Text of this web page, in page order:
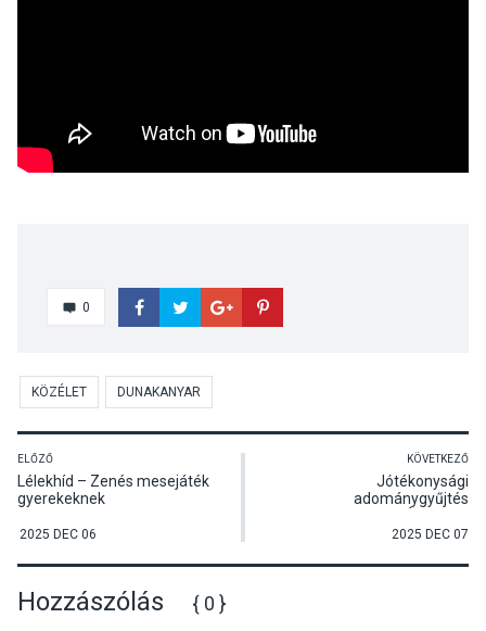
0
KÖZÉLET DUNAKANYAR
ELŐZŐ
Lélekhíd – Zenés mesejáték
gyerekeknek
2025 DEC 06
KÖVETKEZŐ
Jótékonysági
adománygyűjtés
állatmenhelynek
2025 DEC 07
Hozzászólás { 0 }